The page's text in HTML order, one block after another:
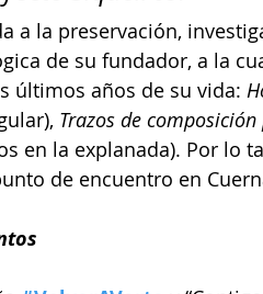
a la preservación,
de su fundador, a la
últimos años de su vida:
Trazos de
en la explanada). Por lo
de encuentro en